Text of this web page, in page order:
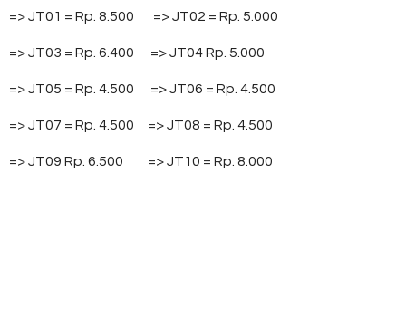
=> JT01 = Rp. 8.500 => JT02 = Rp. 5.000
=> JT03 = Rp. 6.400 => JT04 Rp. 5.000
=> JT05 = Rp. 4.500 => JT06 = Rp. 4.500
=> JT07 = Rp. 4.500 => JT08 = Rp. 4.500
=> JT09 Rp. 6.500 => JT10 = Rp. 8.000